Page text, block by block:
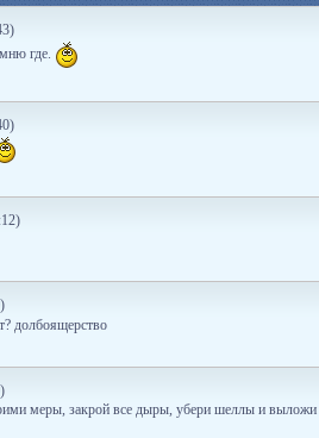
где.
долбоящерство
меры, закрой все дыры, убери шеллы и